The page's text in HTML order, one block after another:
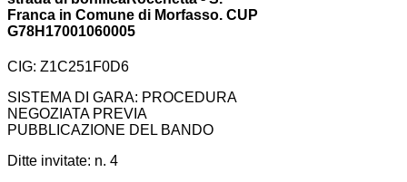
Franca in Comune di Morfasso. CUP
G78H17001060005
CIG: Z1C251F0D6
SISTEMA DI GARA: PROCEDURA
NEGOZIATA PREVIA
PUBBLICAZIONE DEL BANDO
Ditte invitate: n. 4